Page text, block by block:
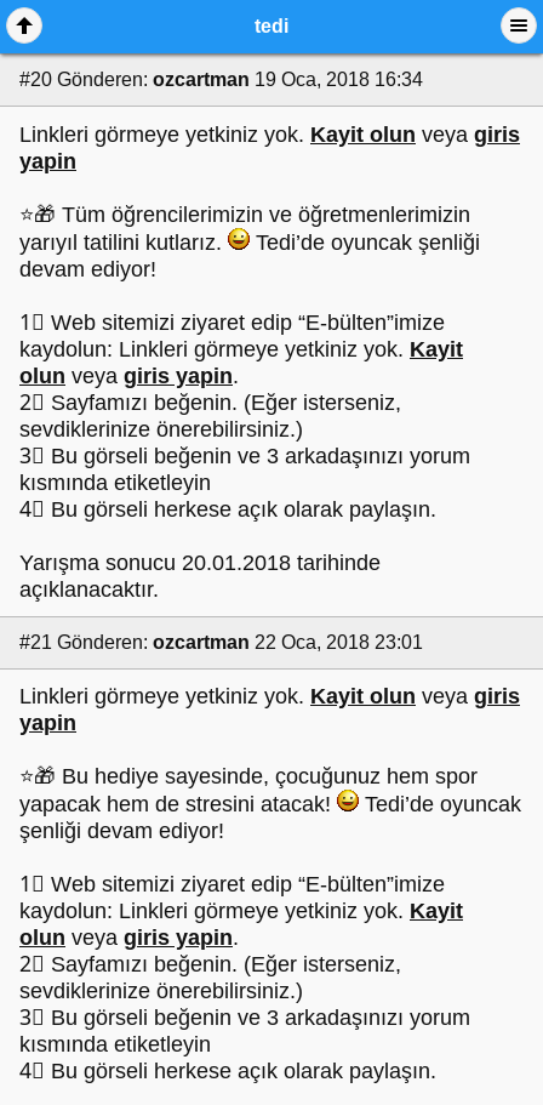
tedi
#20 Gönderen: ozcartman 19 Oca, 2018 16:34
Linkleri görmeye yetkiniz yok. Kayit olun veya giris
yapin
⭐🎁 Tüm öğrencilerimizin ve öğretmenlerimizin
yarıyıl tatilini kutlarız.
Tedi’de oyuncak şenliği
devam ediyor!
1⃣ Web sitemizi ziyaret edip “E-bülten”imize
kaydolun: Linkleri görmeye yetkiniz yok. Kayit
olun veya giris yapin.
2⃣ Sayfamızı beğenin. (Eğer isterseniz,
sevdiklerinize önerebilirsiniz.)
3⃣ Bu görseli beğenin ve 3 arkadaşınızı yorum
kısmında etiketleyin
4⃣ Bu görseli herkese açık olarak paylaşın.
Yarışma sonucu 20.01.2018 tarihinde
açıklanacaktır.
#21 Gönderen: ozcartman 22 Oca, 2018 23:01
Linkleri görmeye yetkiniz yok. Kayit olun veya giris
yapin
⭐🎁 Bu hediye sayesinde, çocuğunuz hem spor
yapacak hem de stresini atacak!
Tedi’de oyuncak
şenliği devam ediyor!
1⃣ Web sitemizi ziyaret edip “E-bülten”imize
kaydolun: Linkleri görmeye yetkiniz yok. Kayit
olun veya giris yapin.
2⃣ Sayfamızı beğenin. (Eğer isterseniz,
sevdiklerinize önerebilirsiniz.)
3⃣ Bu görseli beğenin ve 3 arkadaşınızı yorum
kısmında etiketleyin
4⃣ Bu görseli herkese açık olarak paylaşın.